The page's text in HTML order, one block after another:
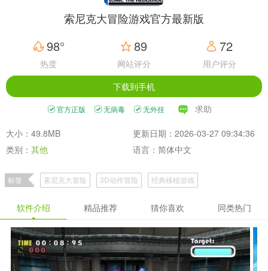
索尼克大冒险游戏官方最新版
98°
热度
89
网站评分
72
用户评分
下载到手机
官方正版 无病毒 无外挂 求助
大小：49.8MB
更新日期：2026-03-27 09:34:36
类别： 其他 语言：简体中文
标签 索尼克大冒险 3D动作冒险 经典移植游戏
软件介绍 精品推荐 猜你喜欢 同类热门